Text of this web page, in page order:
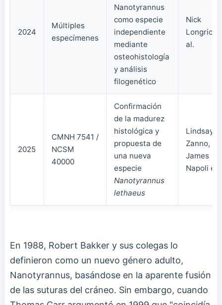
2024
Múltiples
especímenes
Nanotyrannus
como especie
independiente
mediante
osteohistología
y análisis
filogenético
Nick
Longrich
al.
2025
CMNH 7541 /
NCSM
40000
Confirmación
de la madurez
histológica y
propuesta de
una nueva
especie
Nanotyrannus
lethaeus
Lindsay
Zanno,
James
Napoli et
En 1988, Robert Bakker y sus colegas lo
definieron como un nuevo género adulto,
Nanotyrannus, basándose en la aparente fusión
de las suturas del cráneo. Sin embargo, cuando